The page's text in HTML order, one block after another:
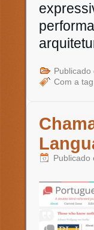
Publicado
Com a tag
Publicado